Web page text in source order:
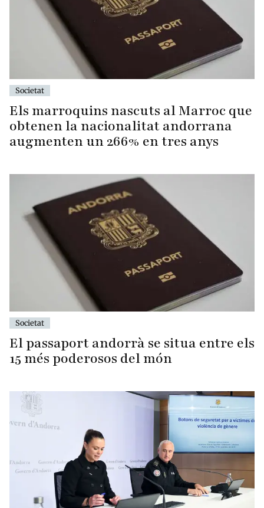
Societat
Els marroquins nascuts al Marroc que
obtenen la nacionalitat andorrana
augmenten un 266% en tres anys
Societat
El passaport andorrà se situa entre els
15 més poderosos del món